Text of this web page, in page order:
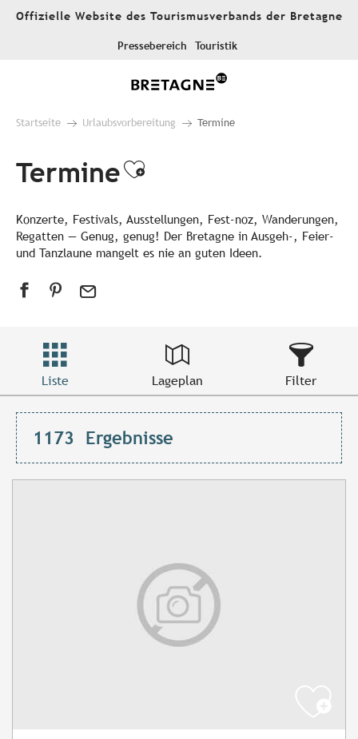
AllerOffizielle Website des Tourismusverbands der Bretagne
Pressebereich Touristik
Startseite Urlaubsvorbereitung Termine
TermineAjouter aux
Konzerte, Festivals, Ausstellungen, Fest-noz, Wanderungen,
Regatten — Genug, genug! Der Bretagne in Ausgeh-, Feier-
und Tanzlaune mangelt es nie an guten Ideen.
Liste Lageplan Filter
1173 Ergebnisse